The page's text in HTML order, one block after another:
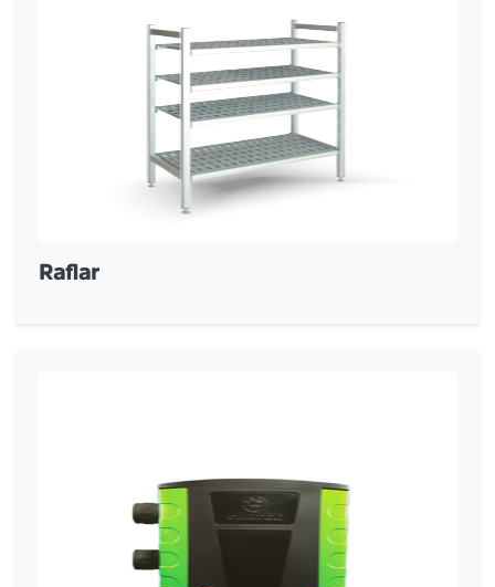
Raflar